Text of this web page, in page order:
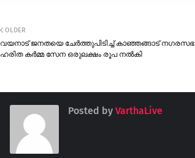
OLDER
വയനാട് ജനതയെ ചേർത്തുപിടിച്ച് കാഞ്ഞങ്ങാട് നഗരസഭ
ഹരിത കർമ്മ സേന ഒരുലക്ഷം രൂപ നൽകി
Posted by VarthaLive